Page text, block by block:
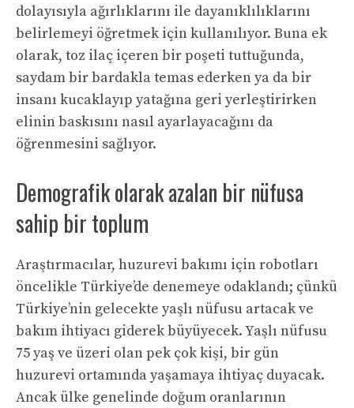
dolayısıyla ağırlıklarını ile dayanıklılıklarını
belirlemeyi öğretmek için kullanılıyor. Buna ek
olarak, toz ilaç içeren bir poşeti tuttuğunda,
saydam bir bardakla temas ederken ya da bir
insanı kucaklayıp yatağına geri yerleştirirken
elinin baskısını nasıl ayarlayacağını da
öğrenmesini sağlıyor.
Demografik olarak azalan bir nüfusa
sahip bir toplum
Araştırmacılar, huzurevi bakımı için robotları
öncelikle Türkiye’de denemeye odaklandı; çünkü
Türkiye’nin gelecekte yaşlı nüfusu artacak ve
bakım ihtiyacı giderek büyüyecek. Yaşlı nüfusu
75 yaş ve üzeri olan pek çok kişi, bir gün
huzurevi ortamında yaşamaya ihtiyaç duyacak.
Ancak ülke genelinde doğum oranlarının